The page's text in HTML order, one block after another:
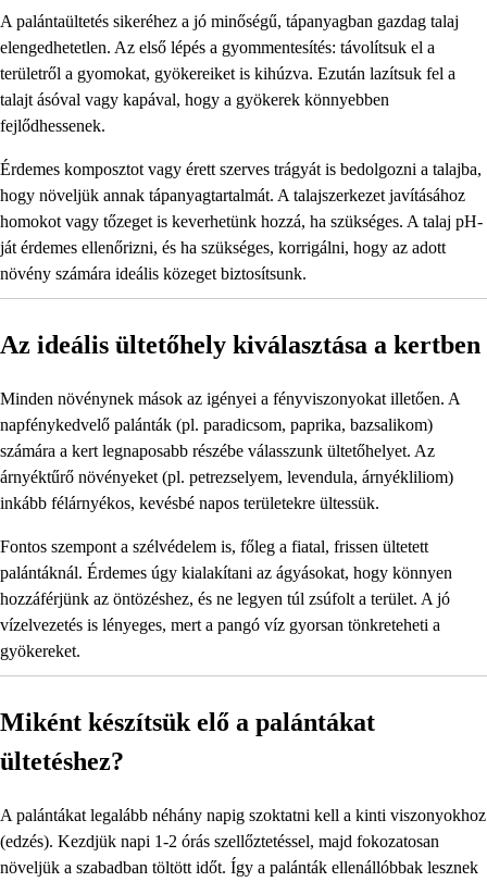
A palántaültetés sikeréhez a jó minőségű, tápanyagban gazdag talaj
elengedhetetlen. Az első lépés a gyommentesítés: távolítsuk el a
területről a gyomokat, gyökereiket is kihúzva. Ezután lazítsuk fel a
talajt ásóval vagy kapával, hogy a gyökerek könnyebben
fejlődhessenek.
Érdemes komposztot vagy érett szerves trágyát is bedolgozni a talajba,
hogy növeljük annak tápanyagtartalmát. A talajszerkezet javításához
homokot vagy tőzeget is keverhetünk hozzá, ha szükséges. A talaj pH-
ját érdemes ellenőrizni, és ha szükséges, korrigálni, hogy az adott
növény számára ideális közeget biztosítsunk.
Az ideális ültetőhely kiválasztása a kertben
Minden növénynek mások az igényei a fényviszonyokat illetően. A
napfénykedvelő palánták (pl. paradicsom, paprika, bazsalikom)
számára a kert legnaposabb részébe válasszunk ültetőhelyet. Az
árnyéktűrő növényeket (pl. petrezselyem, levendula, árnyékliliom)
inkább félárnyékos, kevésbé napos területekre ültessük.
Fontos szempont a szélvédelem is, főleg a fiatal, frissen ültetett
palántáknál. Érdemes úgy kialakítani az ágyásokat, hogy könnyen
hozzáférjünk az öntözéshez, és ne legyen túl zsúfolt a terület. A jó
vízelvezetés is lényeges, mert a pangó víz gyorsan tönkreteheti a
gyökereket.
Miként készítsük elő a palántákat
ültetéshez?
A palántákat legalább néhány napig szoktatni kell a kinti viszonyokhoz
(edzés). Kezdjük napi 1-2 órás szellőztetéssel, majd fokozatosan
növeljük a szabadban töltött időt. Így a palánták ellenállóbbak lesznek